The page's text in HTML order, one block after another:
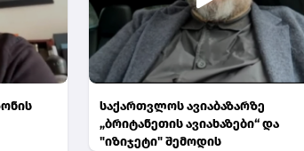
საქართვლოს ავიაბაზარზე
„ბრიტანეთის ავიახაზები“ და
"იზიჯეტი" შემოდის